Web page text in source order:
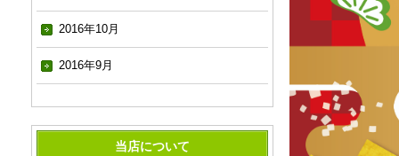
2016年10月
2016年9月
当店について